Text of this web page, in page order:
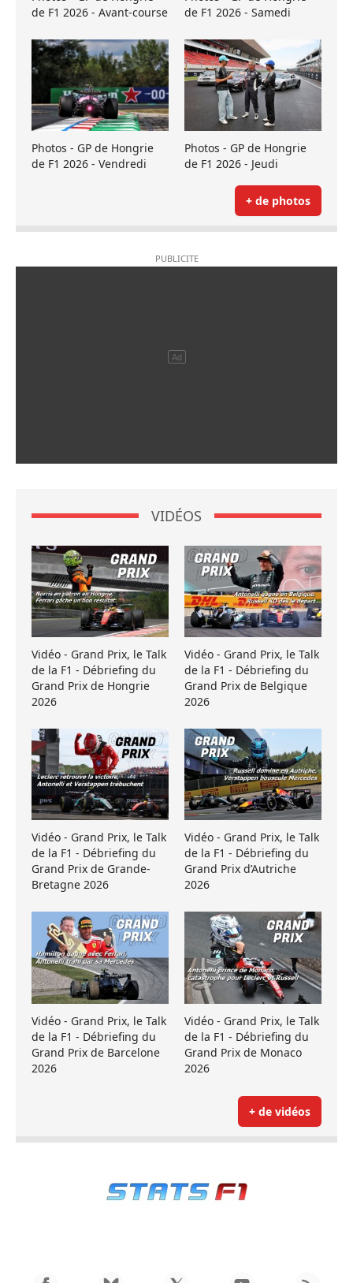
de F1 2026 - Avant-course
de F1 2026 - Samedi
Photos - GP de Hongrie
de F1 2026 - Vendredi
Photos - GP de Hongrie
de F1 2026 - Jeudi
+ de photos
VIDÉOS
Vidéo - Grand Prix, le Talk
de la F1 - Débriefing du
Grand Prix de Hongrie
2026
Vidéo - Grand Prix, le Talk
de la F1 - Débriefing du
Grand Prix de Belgique
2026
Vidéo - Grand Prix, le Talk
de la F1 - Débriefing du
Grand Prix de Grande-
Bretagne 2026
Vidéo - Grand Prix, le Talk
de la F1 - Débriefing du
Grand Prix d’Autriche
2026
Vidéo - Grand Prix, le Talk
de la F1 - Débriefing du
Grand Prix de Barcelone
2026
Vidéo - Grand Prix, le Talk
de la F1 - Débriefing du
Grand Prix de Monaco
2026
+ de vidéos